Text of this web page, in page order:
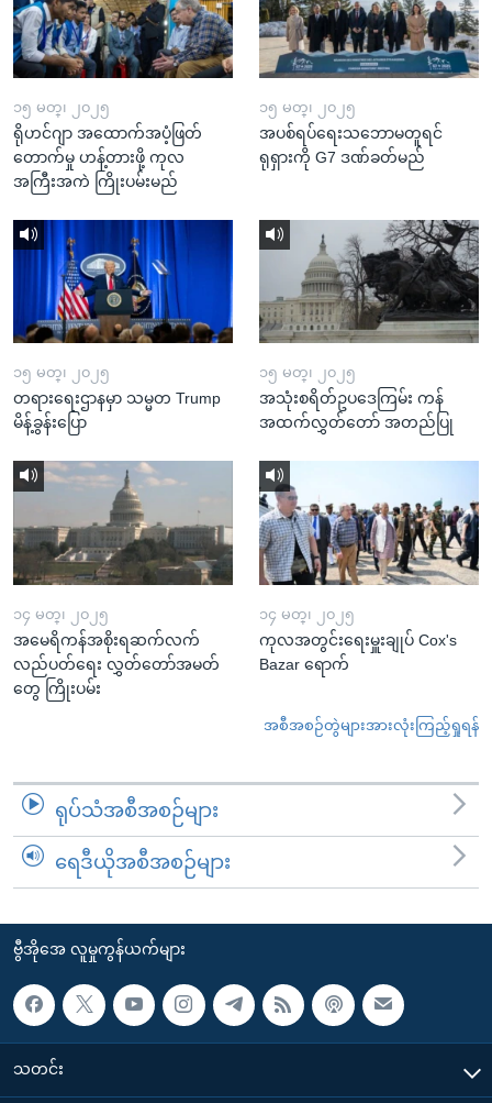
၁၅ မတ္၊ ၂၀၂၅
ရိုဟင်ဂျာ အထောက်အပံ့ဖြတ်
တောက်မှု ဟန့်တားဖို့ ကုလ
အကြီးအကဲ ကြိုးပမ်းမည်
၁၅ မတ္၊ ၂၀၂၅
အပစ်ရပ်ရေးသဘောမတူရင်
ရုရှားကို G7 ဒဏ်ခတ်မည်
၁၅ မတ္၊ ၂၀၂၅
တရားရေးဌာနမှာ သမ္မတ Trump
မိန့်ခွန်းပြော
၁၅ မတ္၊ ၂၀၂၅
အသုံးစရိတ်ဥပဒေကြမ်း ကန်
အထက်လွှတ်တော် အတည်ပြု
၁၄ မတ္၊ ၂၀၂၅
အမေရိကန်အစိုးရဆက်လက်
လည်ပတ်ရေး လွှတ်တော်အမတ်
တွေ ကြိုးပမ်း
၁၄ မတ္၊ ၂၀၂၅
ကုလအတွင်းရေးမှူးချုပ် Cox's
Bazar ရောက်
အစီအစဉ်တွဲများအားလုံးကြည့်ရှုရန်
ရုပ်သံအစီအစဉ်များ
ရေဒီယိုအစီအစဉ်များ
ဗွီအိုအေ လူမှုကွန်ယက်များ
သတင်း